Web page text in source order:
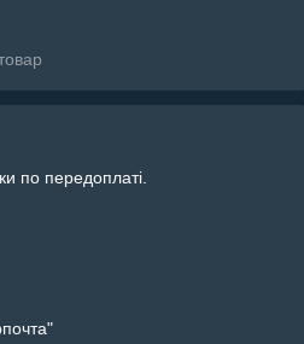
по передоплаті.